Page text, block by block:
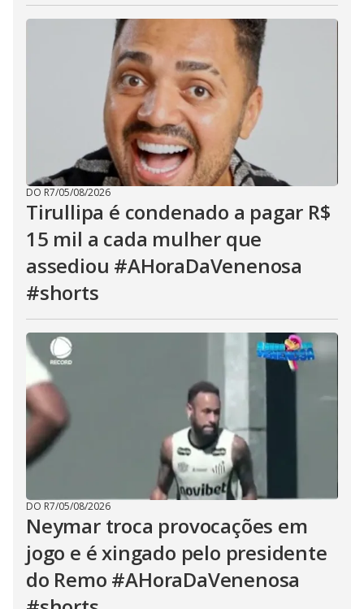
DO R7/05/08/2026
Tirullipa é condenado a pagar R$
15 mil a cada mulher que
assediou #AHoraDaVenenosa
#shorts
DO R7/05/08/2026
Neymar troca provocações em
jogo e é xingado pelo presidente
do Remo #AHoraDaVenenosa